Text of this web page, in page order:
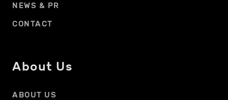
NEWS & PR
CONTACT
About Us
ABOUT US